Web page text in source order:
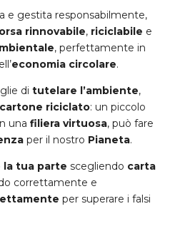
e gestita responsabilmente,
rinnovabile, riciclabile e
, perfettamente in
economia circolare.
di tutelare l’ambiente,
cartone riciclato: un piccolo
una filiera virtuosa, può fare
per il nostro Pianeta.
la tua parte scegliendo carta
correttamente e
per superare i falsi